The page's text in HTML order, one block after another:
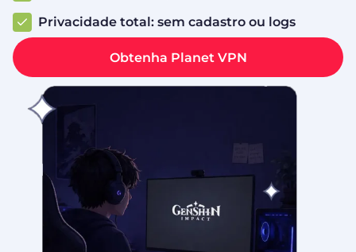
Privacidade total: sem cadastro ou logs
Obtenha Planet VPN